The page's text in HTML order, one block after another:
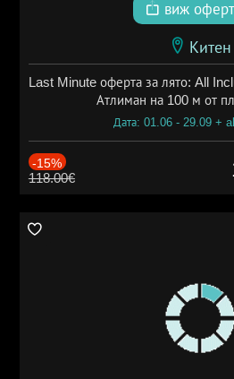
виж
Китен
Last Minute оферта за лято: All
Атлиман на 100 м от
Дата: 01.06 - 29.09 +
-15%
118.00€